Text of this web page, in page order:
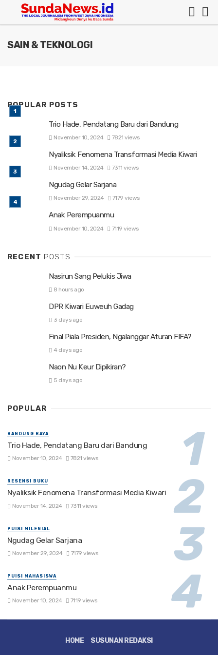
SAIN & TEKNOLOGI
POPULAR POSTS
Trio Hade, Pendatang Baru dari Bandung
November 10, 2024 7821 views
Nyaliksik Fenomena Transformasi Media Kiwari
November 14, 2024 7311 views
Ngudag Gelar Sarjana
November 29, 2024 7179 views
Anak Perempuanmu
November 10, 2024 7119 views
RECENT POSTS
Nasirun Sang Pelukis Jiwa
8 hours ago
DPR Kiwari Euweuh Gadag
3 days ago
Final Piala Presiden, Ngalanggar Aturan FIFA?
4 days ago
Naon Nu Keur Dipikiran?
5 days ago
POPULAR
BANDUNG RAYA
Trio Hade, Pendatang Baru dari Bandung
November 10, 2024 7821 views
RESENSI BUKU
Nyaliksik Fenomena Transformasi Media Kiwari
November 14, 2024 7311 views
PUISI MILENIAL
Ngudag Gelar Sarjana
November 29, 2024 7179 views
PUISI MAHASISWA
Anak Perempuanmu
November 10, 2024 7119 views
HOME SUSUNAN REDAKSI